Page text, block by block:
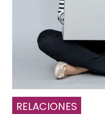
RELACIONES